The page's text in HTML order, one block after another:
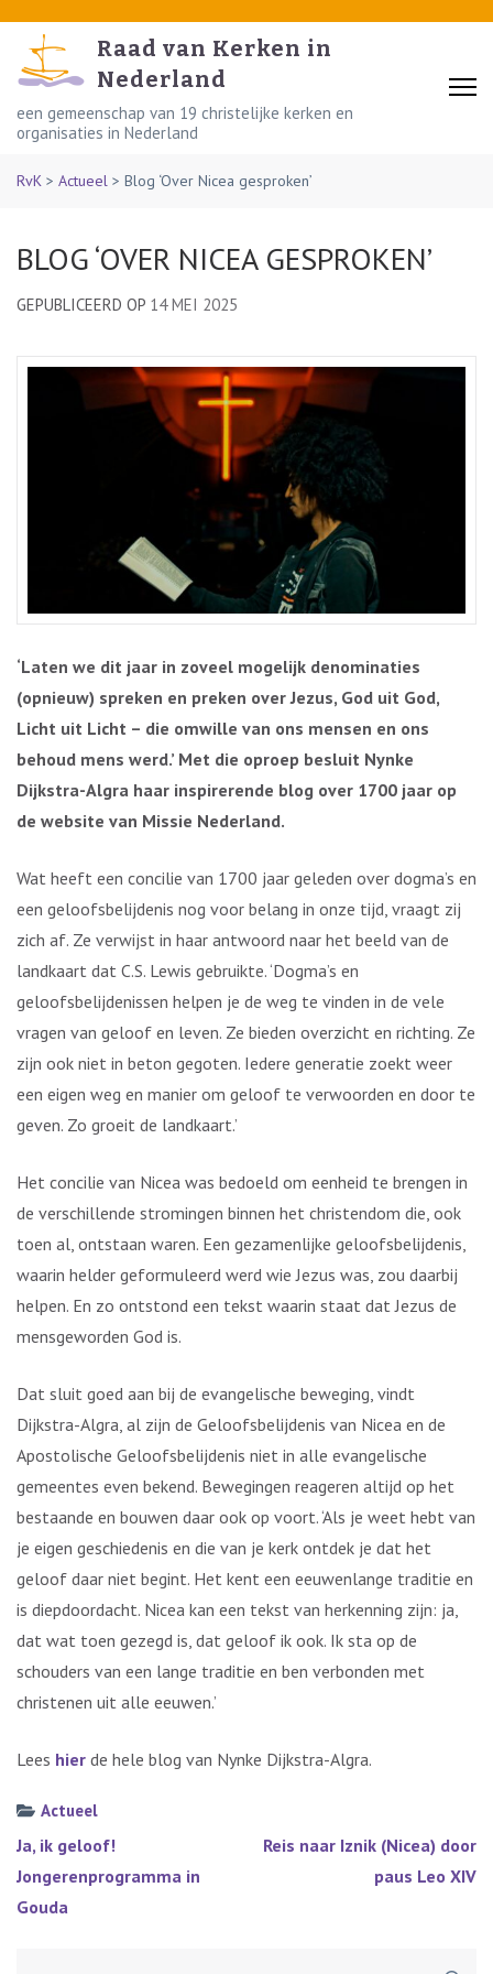
content
(Press
Enter)
Raad van Kerken in
Nederland
een gemeenschap van 19 christelijke kerken en
organisaties in Nederland
RvK > Actueel > Blog ‘Over Nicea gesproken’
BLOG ‘OVER NICEA GESPROKEN’
GEPUBLICEERD OP 14 MEI 2025
‘Laten we dit jaar in zoveel mogelijk denominaties
(opnieuw) spreken en preken over Jezus, God uit God,
Licht uit Licht – die omwille van ons mensen en ons
behoud mens werd.’ Met die oproep besluit Nynke
Dijkstra-Algra haar inspirerende blog over 1700 jaar op
de website van Missie Nederland.
Wat heeft een concilie van 1700 jaar geleden over dogma’s en
een geloofsbelijdenis nog voor belang in onze tijd, vraagt zij
zich af. Ze verwijst in haar antwoord naar het beeld van de
landkaart dat C.S. Lewis gebruikte. ‘Dogma’s en
geloofsbelijdenissen helpen je de weg te vinden in de vele
vragen van geloof en leven. Ze bieden overzicht en richting. Ze
zijn ook niet in beton gegoten. Iedere generatie zoekt weer
een eigen weg en manier om geloof te verwoorden en door te
geven. Zo groeit de landkaart.’
Het concilie van Nicea was bedoeld om eenheid te brengen in
de verschillende stromingen binnen het christendom die, ook
toen al, ontstaan waren. Een gezamenlijke geloofsbelijdenis,
waarin helder geformuleerd werd wie Jezus was, zou daarbij
helpen. En zo ontstond een tekst waarin staat dat Jezus de
mensgeworden God is.
Dat sluit goed aan bij de evangelische beweging, vindt
Dijkstra-Algra, al zijn de Geloofsbelijdenis van Nicea en de
Apostolische Geloofsbelijdenis niet in alle evangelische
gemeentes even bekend. Bewegingen reageren altijd op het
bestaande en bouwen daar ook op voort. ‘Als je weet hebt van
je eigen geschiedenis en die van je kerk ontdek je dat het
geloof daar niet begint. Het kent een eeuwenlange traditie en
is diepdoordacht. Nicea kan een tekst van herkenning zijn: ja,
dat wat toen gezegd is, dat geloof ik ook. Ik sta op de
schouders van een lange traditie en ben verbonden met
christenen uit alle eeuwen.’
Lees hier de hele blog van Nynke Dijkstra-Algra.
Actueel
Bericht
navigatie
Ja, ik geloof!
Jongerenprogramma in
Gouda
Reis naar Iznik (Nicea) door
paus Leo XIV